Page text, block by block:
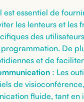
est essentiel de
les lenteurs et les
des
De
et de
: Les
de
fluide, tant en